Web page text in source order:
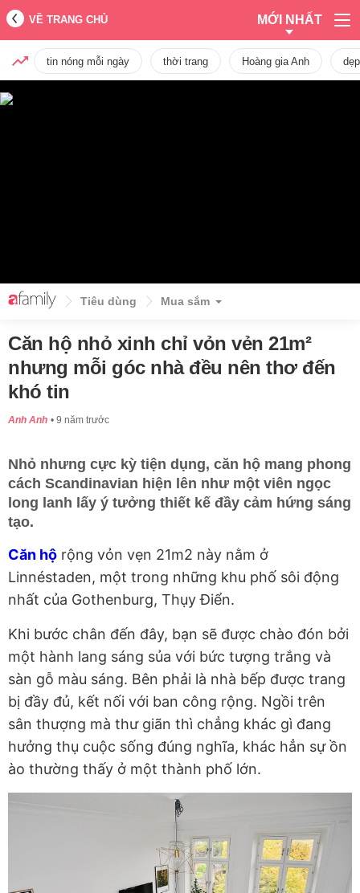
VỀ TRANG CHỦ MỚI NHẤT
tin nóng mỗi ngày thời trang Hoàng gia Anh dẹp
Tiêu dùng Mua sắm
Căn hộ nhỏ xinh chỉ vỏn vẻn 21m²
nhưng mỗi góc nhà đều nên thơ đến
khó tin
Anh Anh 9 năm trước
Nhỏ nhưng cực kỳ tiện dụng, căn hộ mang phong
cách Scandinavian hiện lên như một viên ngọc
long lanh lấy ý tưởng thiết kế đầy cảm hứng sáng
tạo.
Căn hộ rộng vỏn vẹn 21m2 này nằm ở
Linnéstaden, một trong những khu phố sôi động
nhất của Gothenburg, Thụy Điển.
Khi bước chân đến đây, bạn sẽ được chào đón bởi
một hành lang sáng sủa với bức tượng trắng và
sàn gỗ màu sáng. Bên phải là nhà bếp được trang
bị đầy đủ, kết nối với ban công rộng. Ngồi trên
sân thượng mà thư giãn thì chẳng khác gì đang
hưởng thụ cuộc sống đúng nghĩa, khác hẳn sự ồn
ào thường thấy ở một thành phố lớn.